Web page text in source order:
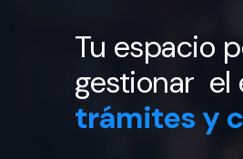
Tu espacio
gestionar el
trámites y